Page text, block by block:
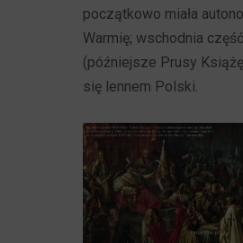
początkowo miała
Warmię; wschodnia część
(późniejsze Prusy
się lennem Polski.